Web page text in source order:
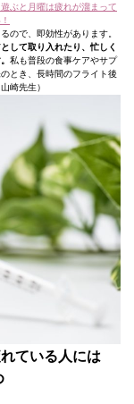
ぶと月曜は疲れが溜まって
ので、即効性があります。
して取り入れたり、忙しく
私も普段の食事ケアやサプ
とき、長時間のフライト後
崎先生）
ている人には